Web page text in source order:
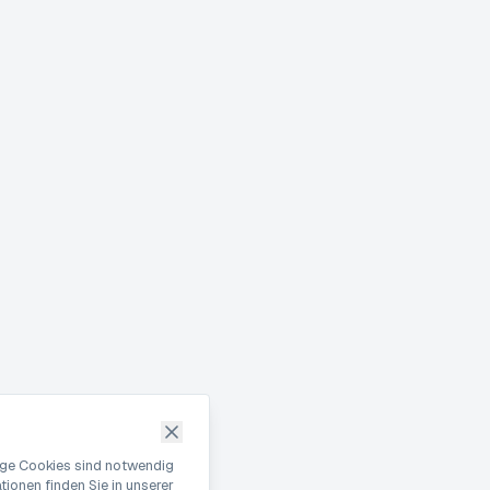
Cookies sind notwendig
finden Sie in unserer